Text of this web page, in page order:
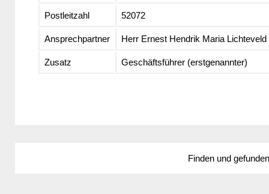
Postleitzahl 52072
Ansprechpartner Herr Ernest Hendrik Maria Lichteveld
Zusatz Geschäftsführer (erstgenannter)
Finden und